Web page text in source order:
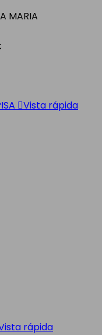
MARIA
Vista rápida
rápida